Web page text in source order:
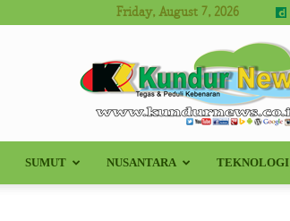
Friday, August 7, 2026
Kundur
SUMUT NUSANTARA TEKNOLOGI